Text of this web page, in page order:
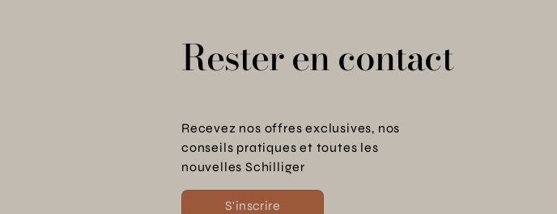
Rester en contact
Recevez nos offres exclusives, nos
conseils pratiques et toutes les
nouvelles Schilliger
S'inscrire